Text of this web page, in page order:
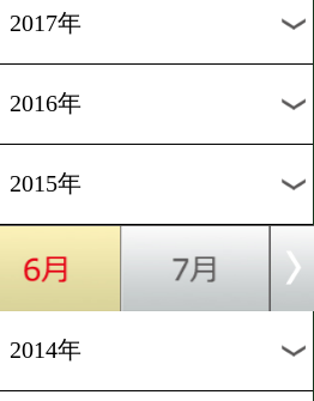
2020年
2018年
2017年